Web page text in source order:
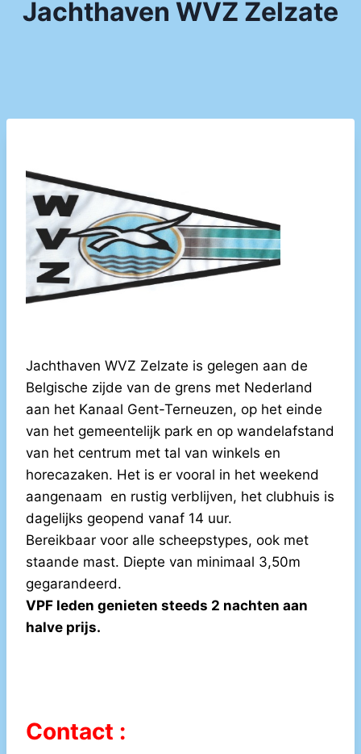
Jachthaven WVZ Zelzate
Jachthaven WVZ Zelzate is gelegen aan de
Belgische zijde van de grens met Nederland
aan het Kanaal Gent-Terneuzen, op het einde
van het gemeentelijk park en op wandelafstand
van het centrum met tal van winkels en
horecazaken. Het is er vooral in het weekend
aangenaam en rustig verblijven, het clubhuis is
dagelijks geopend vanaf 14 uur.
Bereikbaar voor alle scheepstypes, ook met
staande mast. Diepte van minimaal 3,50m
gegarandeerd.
VPF leden genieten steeds 2 nachten aan
halve prijs.
Contact :